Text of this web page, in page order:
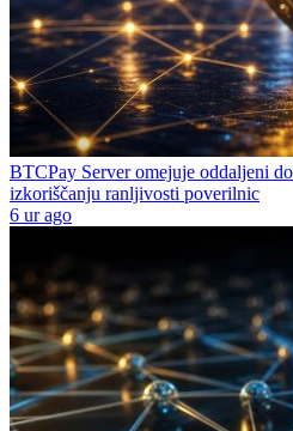
BTCPay Server omejuje oddaljeni
izkoriščanju ranljivosti poverilnic
6 ur ago